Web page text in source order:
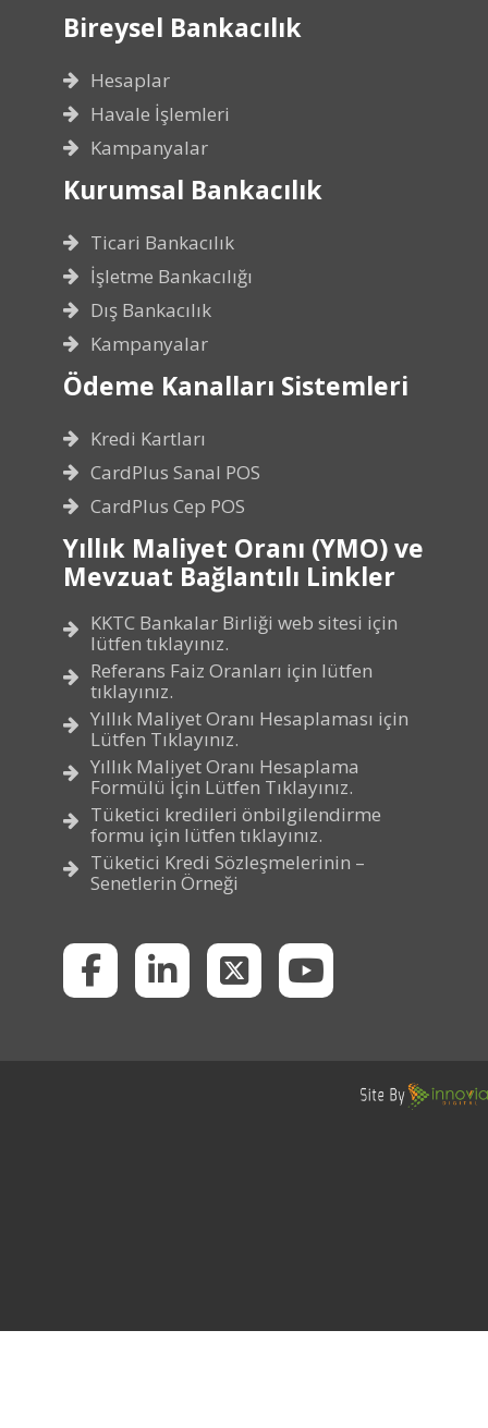
Bireysel Bankacılık
Hesaplar
Havale İşlemleri
Kampanyalar
Kurumsal Bankacılık
Ticari Bankacılık
İşletme Bankacılığı
Dış Bankacılık
Kampanyalar
Ödeme Kanalları Sistemleri
Kredi Kartları
CardPlus Sanal POS
CardPlus Cep POS
Yıllık Maliyet Oranı (YMO) ve
Mevzuat Bağlantılı Linkler
KKTC Bankalar Birliği web sitesi için
lütfen tıklayınız.
Referans Faiz Oranları için lütfen
tıklayınız.
Yıllık Maliyet Oranı Hesaplaması için
Lütfen Tıklayınız.
Yıllık Maliyet Oranı Hesaplama
Formülü İçin Lütfen Tıklayınız.
Tüketici kredileri önbilgilendirme
formu için lütfen tıklayınız.
Tüketici Kredi Sözleşmelerinin –
Senetlerin Örneği